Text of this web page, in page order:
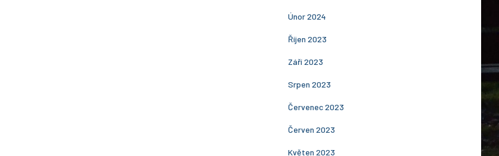
Únor 2024
Říjen 2023
Září 2023
Srpen 2023
Červenec 2023
Červen 2023
Květen 2023